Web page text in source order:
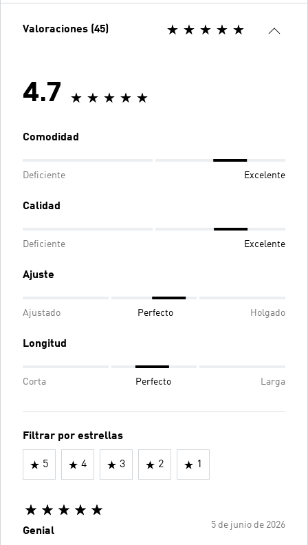
Valoraciones (45)
4.7
Comodidad
Deficiente Excelente
Calidad
Deficiente Excelente
Ajuste
Ajustado Perfecto Holgado
Longitud
Corta Perfecto Larga
Filtrar por estrellas
5 4 3 2 1
5 de junio de 2026
Genial